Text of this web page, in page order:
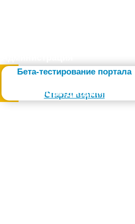
Бета-тестирование портала
Старая версия
Слабовидящим